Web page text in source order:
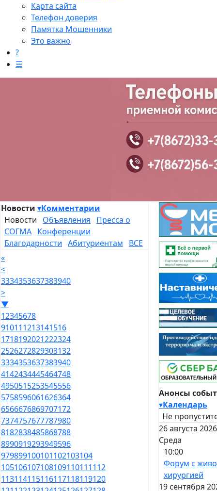
Карта сайта
Телефон доверия
Памятка Мошенники
Это важно
?
☰
Новости ▾Комментарии
Новости Объявления
Пресса о
СОГМА Конференции
Благодарности Абитуриентам
ВСЕ
«
<
3334353637383940
>
▼
12345678
910111213141516
1718192021222324
2526272829303132
3334353637383940
4142434445464748
4950515253545556
5758596061626364
6566676869707172
7374757677787980
8182838485868788
8990919293949596
979899100101102103104
105106107108109110111112
113114115116117118119120
Анонсы
▾Календарь
Не
26 августа
Среда
10:00
Форум с
хирургией
19 сентября